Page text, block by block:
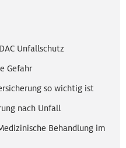
Unfallschutz
Gefahr
so wichtig ist
nach Unfall
Behandlung im